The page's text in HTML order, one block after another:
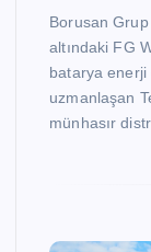
Borusan
altındaki FG
batarya enerji
uzmanlaşan
münhasır